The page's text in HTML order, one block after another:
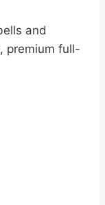
and
premium full-